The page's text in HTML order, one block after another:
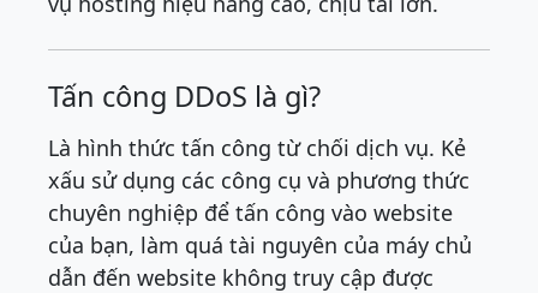
Tấn công DDoS là gì?
Là hình thức tấn công từ chối dịch vụ. Kẻ
xấu sử dụng các công cụ và phương thức
chuyên nghiệp để tấn công vào website
của bạn, làm quá tài nguyên của máy chủ
dẫn đến website không truy cập được